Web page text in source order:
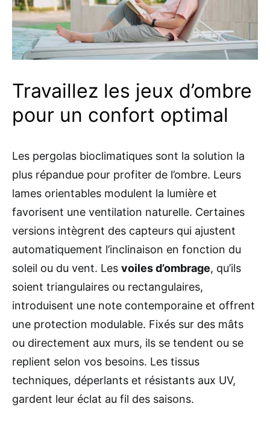
Travaillez les jeux d’ombre
pour un confort optimal
Les pergolas bioclimatiques sont la solution la
plus répandue pour profiter de l’ombre. Leurs
lames orientables modulent la lumière et
favorisent une ventilation naturelle. Certaines
versions intègrent des capteurs qui ajustent
automatiquement l’inclinaison en fonction du
soleil ou du vent. Les voiles d’ombrage, qu’ils
soient triangulaires ou rectangulaires,
introduisent une note contemporaine et offrent
une protection modulable. Fixés sur des mâts
ou directement aux murs, ils se tendent ou se
replient selon vos besoins. Les tissus
techniques, déperlants et résistants aux UV,
gardent leur éclat au fil des saisons.